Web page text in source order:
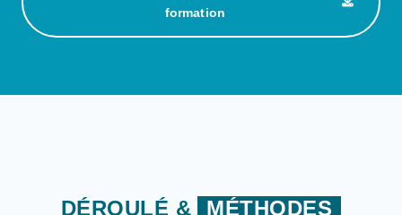
formation
DÉROULÉ & MÉTHODES